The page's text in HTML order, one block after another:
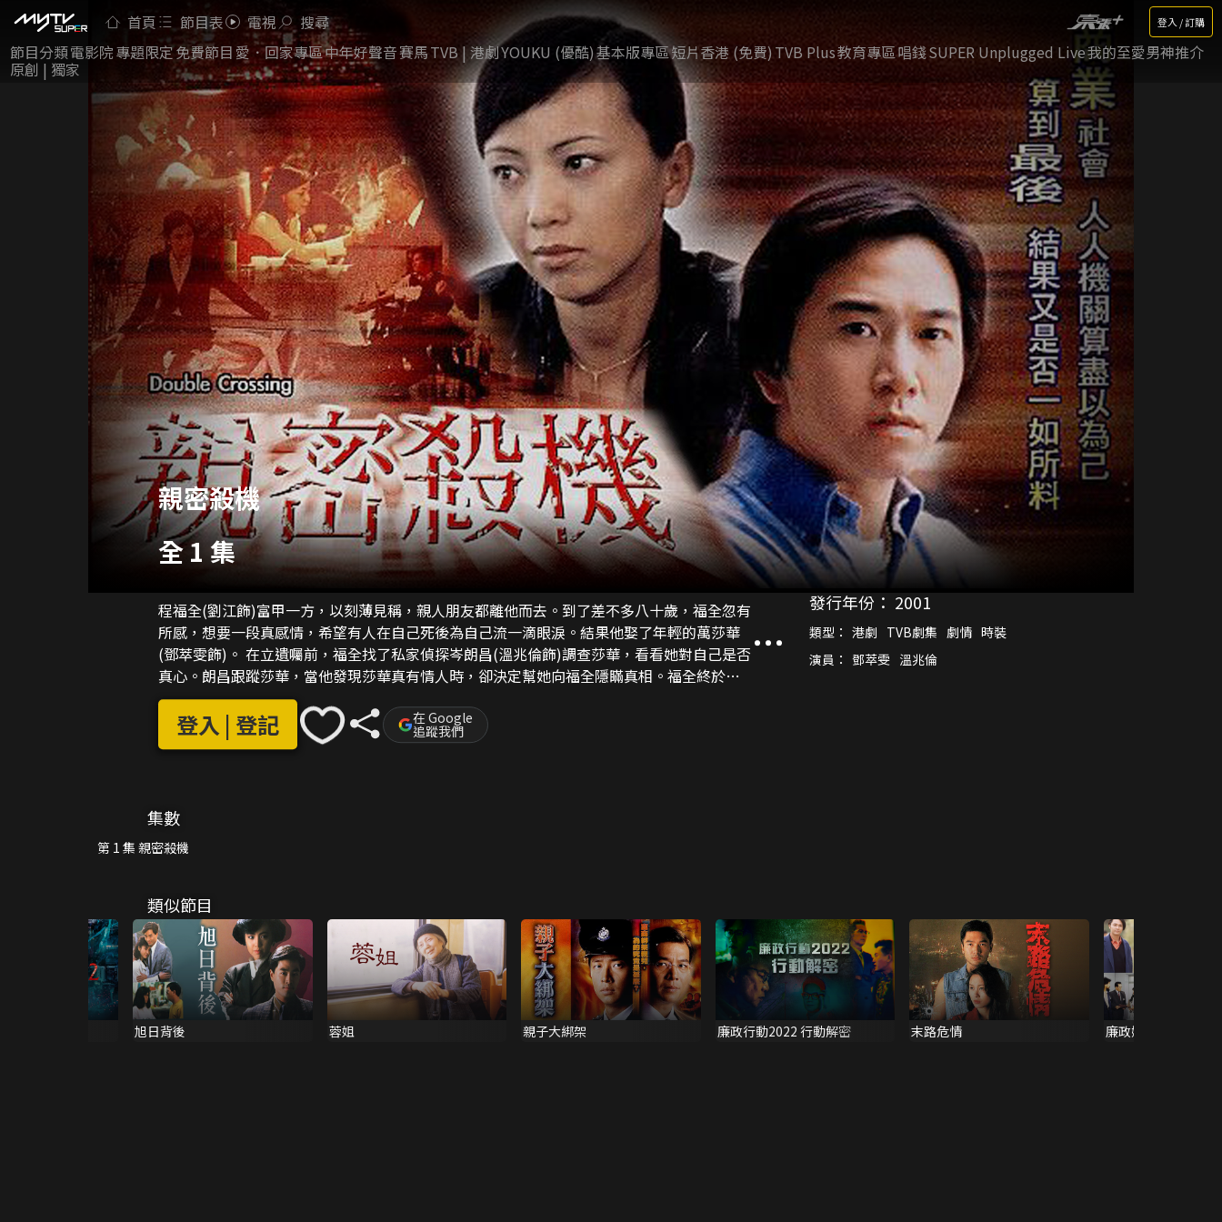
首頁 節目表 電視 搜尋 登入 / 訂購
節目分類電影院專題限定免費節目 愛．回家專區中年好聲音賽馬TVB | 港劇YOUKU (優酷)基本版專區短片香港 (免費)TVB Plus教育專區唱錢SUPER Unplugged Live我的至愛男神推介
原創 | 獨家
親密殺機
全 1 集
程福全(劉江飾)富甲一方，以刻薄見稱，親人朋友都離他而去。到了差不多八十歲，福全忽有
所感，想要一段真感情，希望有人在自己死後為自己流一滴眼淚。結果他娶了年輕的萬莎華
(鄧萃雯飾)。 在立遺囑前，福全找了私家偵探岑朗昌(溫兆倫飾)調查莎華，看看她對自己是否
真心。朗昌跟蹤莎華，當他發現莎華真有情人時，卻決定幫她向福全隱瞞真相。福全終於動
筆簽了遺囑。 調查告一段落後，朗昌竟若有所失，原來他已不自覺地迷上了莎華，二人墮入
了一段不能自控的戀情中。一天，警察上門拘捕朗昌，懷疑他謀殺福全。朗昌辯稱福全出事
當日約了莎華，但莎華卻否認一切。朗昌以為自己一直控制着莎華，至此才猛然醒覺自己原
登入 | 登記 在 Google
追蹤我們
發行年份： 2001
類型： 港劇 TVB劇集 劇情 時裝
演員： 鄧萃雯 溫兆倫
集數
第 1 集 親密殺機
類似節目
旭日背後 蓉姐 親子大綁架 廉政行動2022 行動解密 末路危情 廉政嬌娃